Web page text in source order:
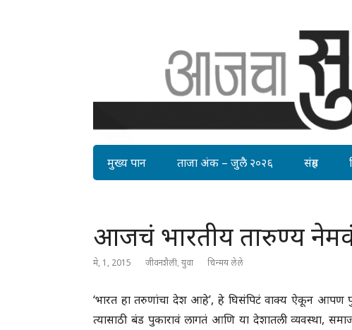
मुख्य पान ताजा अंक – जुलै २०२६ संग्रह
आजचं भारतीय तारुण्य
मे, 1, 2015 जीवनशैली, युवा चिन्मय लेले
‘भारत हा तरुणांचा देश आहे’, हे घिसंपिटं वाक्य ऐकून आपण
त्यासाठी बंड पुकारावं लागतं आणि या देशातली व्यवस्था,